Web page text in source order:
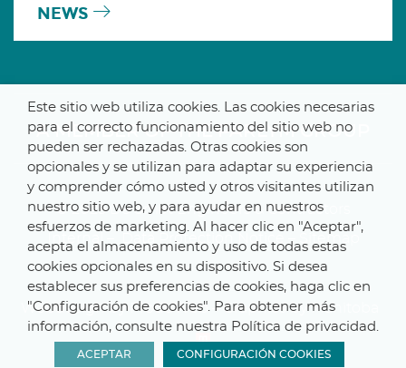
NEWS
A MEMBER OF THE PARLYM GROUP
© 2025 De Smet Engineers & Contractors
Internal– Data Protection Notice – Sitemap
Webdesign by ProduWeb–Graphics by Manitoba
Este sitio web utiliza cookies. Las cookies necesarias
para el correcto funcionamiento del sitio web no
pueden ser rechazadas. Otras cookies son
opcionales y se utilizan para adaptar su experiencia
y comprender cómo usted y otros visitantes utilizan
nuestro sitio web, y para ayudar en nuestros
esfuerzos de marketing. Al hacer clic en "Aceptar",
acepta el almacenamiento y uso de todas estas
cookies opcionales en su dispositivo. Si desea
establecer sus preferencias de cookies, haga clic en
"Configuración de cookies". Para obtener más
información, consulte nuestra Política de privacidad.
ACEPTAR CONFIGURACIÓN COOKIES